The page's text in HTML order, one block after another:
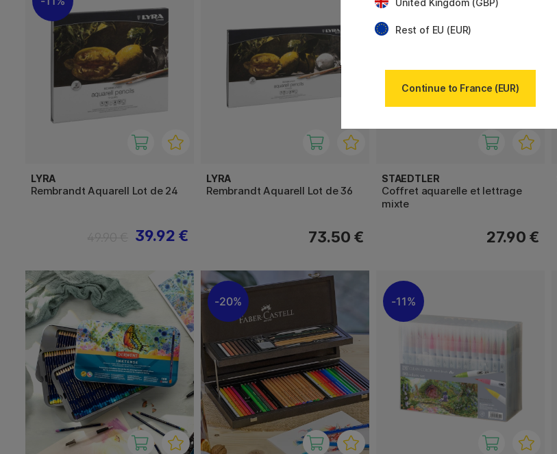
LYRA
Rembrandt Aquarell Lot de 24
39.92 €
LYRA
Rembrandt Aquarell Lot de 36
73.50 €
STAEDTLER
Coffret aquarelle et lettrage
mixte
27.90 €
20% 11%
Rest of EU (EUR)
Continue to France (EUR)